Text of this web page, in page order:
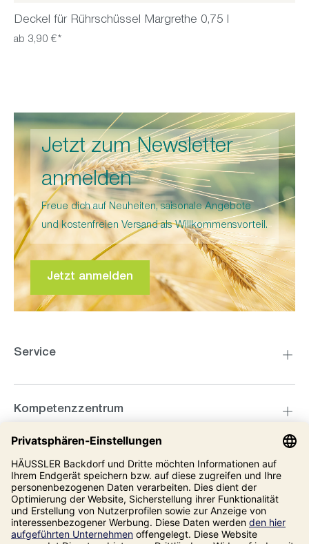
Deckel für Rührschüssel Margrethe 0,75 l
ab 3,90 €*
Jetzt zum Newsletter
anmelden
Freue dich auf Neuheiten, saisonale Angebote
und kostenfreien Versand als Willkommensvorteil.
Jetzt anmelden
Service
Kompetenzzentrum
Informationen
Unsere Adresse